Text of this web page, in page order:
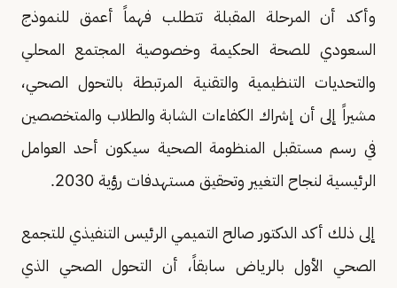
وأكد أن المرحلة المقبلة تتطلب فهماً أعمق للنموذج
السعودي للصحة الحكيمة وخصوصية المجتمع المحلي
والتحديات التنظيمية والتقنية المرتبطة بالتحول الصحي،
مشيراً إلى أن إشراك الكفاءات الشابة والطلاب والمتخصصين
في رسم مستقبل المنظومة الصحية سيكون أحد العوامل
الرئيسية لنجاح التغيير وتحقيق مستهدفات رؤية 2030.
إلى ذلك أكد الدكتور صالح التميمي الرئيس التنفيذي للتجمع
الصحي الأول بالرياض سابقاً، أن التحول الصحي الذي